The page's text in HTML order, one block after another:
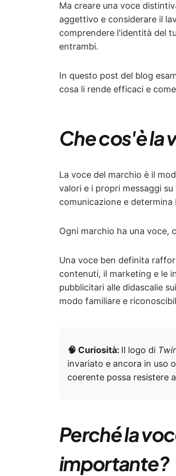
Ma creare una voce
aggettivo e considerare il
comprendere l'identità del
entrambi.
In questo post del blog
cosa li rende efficaci e
Che cos'è la
La voce del marchio è il
valori e i propri messaggi
comunicazione e
Ogni marchio ha una voce,
Una voce ben definita
contenuti, il marketing e le
pubblicitari alle didascalie
modo familiare e
🧠 Curiosità: Il logo di
invariato e ancora in uso
coerente possa resistere
Perché la
importante?